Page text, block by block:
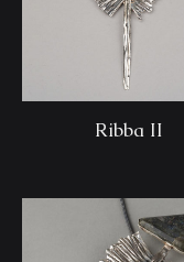
Ribba II